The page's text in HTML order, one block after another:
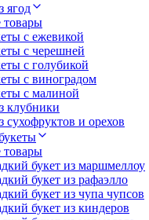
ягод
товары
с ежевикой
с черешней
с голубикой
с виноградом
с малиной
клубники
сухофруктов и орехов
товары
букет из маршмеллоу
букет из рафаэлло
букет из чупа чупсов
букет из киндеров